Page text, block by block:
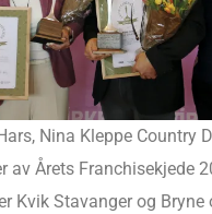
Nina Kleppe Country
av Årets Franchisekjede
Kvik Stavanger og Bryne